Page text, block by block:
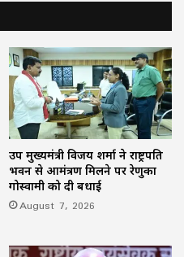
उप मुख्यमंत्री विजय शर्मा ने राष्ट्रपति
भवन से आमंत्रण मिलने पर रेणुका
गोस्वामी को दी बधाई
August 7, 2026